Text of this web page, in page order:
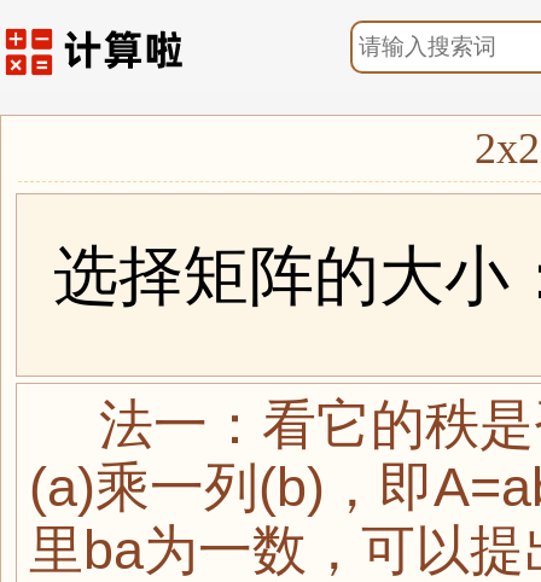
选择矩阵的大小
法一：看它的秩
(a)乘一列(b)，即
里ba为一数，可以